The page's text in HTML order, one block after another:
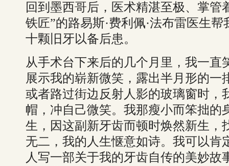
回到墨西哥后，医术精湛至极、掌管
铁匠”的路易斯·费利佩·法布雷医生
十颗旧牙以备后患。
从手术台下来后的几个月里，我一直
展示我的崭新微笑，露出半月形的一
或者路过街边反射人影的玻璃窗时，
帽，冲自己微笑。我那瘦小而笨拙的
生，因这副新牙齿而顿时焕然新生，
无二，我的人生惬意如诗。我可以肯
人写一部关于我的牙齿自传的美妙故